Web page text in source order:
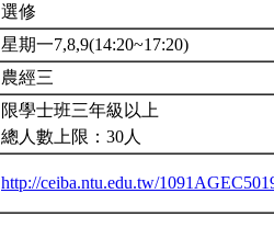
選修
星期一7,8,9(14:20~17:20)
農經三
限學士班三年級以上
總人數上限：30人
http://ceiba.ntu.edu.tw/